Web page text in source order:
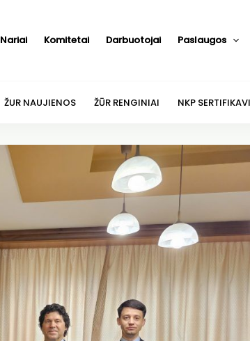
Nariai Komitetai Darbuotojai Paslaugos
ŽUR NAUJIENOS ŽŪR RENGINIAI NKP